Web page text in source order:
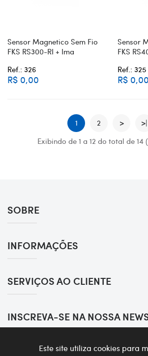
Sensor Magnetico Sem Fio
FKS RS300-RI + Ima
Ref.: 326
R$ 0,00
Sensor
FKS
Ref.: 325
R$ 0,00
1 2 >
>|
Exibindo de 1 a 12 do total de 14
SOBRE
INFORMAÇÕES
SERVIÇOS AO CLIENTE
INSCREVA-SE NA NOSSA
Este site utiliza cookies para